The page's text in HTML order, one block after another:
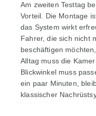
Am zweiten Testtag
Vorteil. Die Montage
das System wirkt
Fahrer, die sich nicht
beschäftigen
Alltag muss die
Blickwinkel muss
ein paar Minuten,
klassischer